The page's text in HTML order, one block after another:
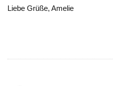
Liebe Grüße, Amelie